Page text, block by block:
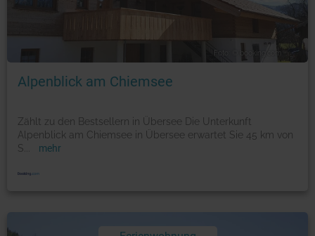
Foto: © booking.com
Alpenblick am Chiemsee
Zählt zu den Bestsellern in Übersee Die Unterkunft
Alpenblick am Chiemsee in Übersee erwartet Sie 45 km von
S
mehr